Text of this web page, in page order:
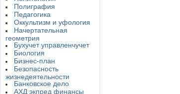
Полиграфия
Педагогика
Оккультизм и уфология
Начертательная
геометрия
Бухучет управленчучет
Биология
Бизнес-план
Безопасность
жизнедеятельности
Банковское дело
АХД экпред финансы